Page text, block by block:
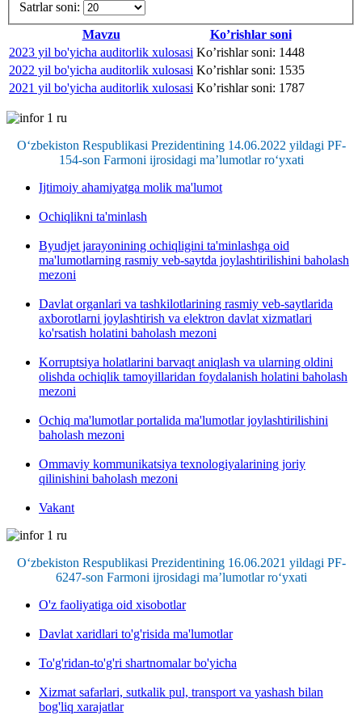
Satrlar soni:
Mavzu
Ko’rishlar soni
2023 yil bo'yicha auditorlik xulosasi Ko’rishlar soni: 1448
2022 yil bo'yicha auditorlik xulosasi Ko’rishlar soni: 1535
2021 yil bo'yicha auditorlik xulosasi Ko’rishlar soni: 1787
O‘zbekiston Respublikasi Prezidentining 14.06.2022 yildagi PF-
154-son Farmoni ijrosidagi ma’lumotlar ro‘yxati
Ijtimoiy ahamiyatga molik ma'lumot
Ochiqlikni ta'minlash
Byudjet jarayonining ochiqligini ta'minlashga oid
ma'lumotlarning rasmiy veb-saytda joylashtirilishini baholash
mezoni
Davlat organlari va tashkilotlarining rasmiy veb-saytlarida
axborotlarni joylashtirish va elektron davlat xizmatlari
ko'rsatish holatini baholash mezoni
Korruptsiya holatlarini barvaqt aniqlash va ularning oldini
olishda ochiqlik tamoyillaridan foydalanish holatini baholash
mezoni
Ochiq ma'lumotlar portalida ma'lumotlar joylashtirilishini
baholash mezoni
Ommaviy kommunikatsiya texnologiyalarining joriy
qilinishini baholash mezoni
Vakant
O‘zbekiston Respublikasi Prezidentining 16.06.2021 yildagi PF-
6247-son Farmoni ijrosidagi ma’lumotlar ro‘yxati
O'z faoliyatiga oid xisobotlar
Davlat xaridlari to'g'risida ma'lumotlar
To'g'ridan-to'g'ri shartnomalar bo'yicha
Xizmat safarlari, sutkalik pul, transport va yashash bilan
bog'liq xarajatlar